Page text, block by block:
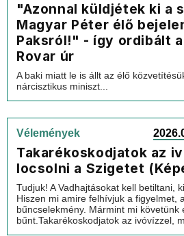
"Azonnal küldjétek ki a
Magyar Péter élő
Paksról!" - így ordibált
Rovar úr
A baki miatt le is állt az élő
nárcisztikus miniszt...
Vélemények
Takarékoskodjatok az
locsolni a Szigetet
Tudjuk! A Vadhajtásokat kell betiltani,
Hiszen mi amire felhívjuk a figyelmet,
bűncselekmény. Mármint mi követünk
bűnt.Takarékoskodjatok az ivóvízzel,